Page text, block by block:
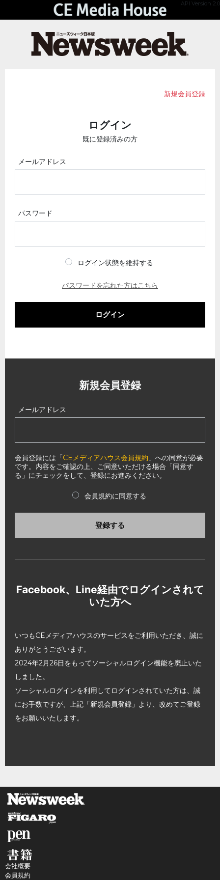
API Version 2.0
新規会員登録
ログイン
既に登録済みの方
メールアドレス
パスワード
ログイン状態を維持する
パスワードを忘れた方はこちら
ログイン
新規会員登録
メールアドレス
会員登録には「CEメディアハウス会員規約 」への同意が必要
です。内容をご確認の上、ご同意いただける場合「同意す
る」にチェックをして、登録にお進みください。
会員規約に同意する
登録する
Facebook、Line経由でログインされて
いた方へ
いつもCEメディアハウスのサービスをご利用いただき、誠に
ありがとうございます。
2024年2月26日をもってソーシャルログイン機能を廃止いた
しました。
ソーシャルログインを利用してログインされていた方は、誠
にお手数ですが、上記「新規会員登録」より、改めてご登録
をお願いいたします。
会社概要
会員規約